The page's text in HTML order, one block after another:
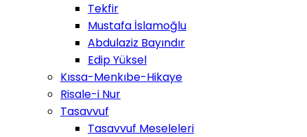
Tekfir
Mustafa İslamoğlu
Abdulaziz Bayındır
Edip Yüksel
Kıssa-Menkıbe-Hikaye
Risale-i Nur
Tasavvuf
Tasavvuf Meseleleri